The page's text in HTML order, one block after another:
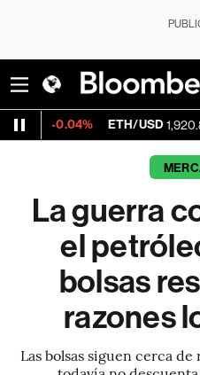
ETH/USD 1,920.80 +0.09%
La guerra
el
bolsas
razones
Las bolsas siguen cerca